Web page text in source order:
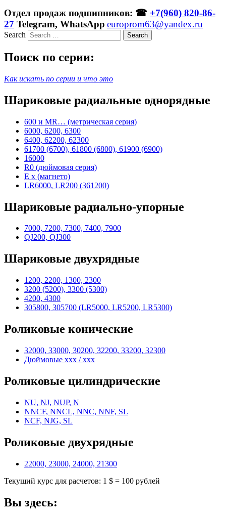
Отдел продаж подшипников: ☎ +7(960) 820-86-
27 Telegram, WhatsApp europrom63@yandex.ru
Search
Поиск по серии:
Как искать по серии и что это
Шариковые радиальные однорядные
600 и MR… (метрическая серия)
6000, 6200, 6300
6400, 62200, 62300
61700 (6700), 61800 (6800), 61900 (6900)
16000
R0 (дюймовая серия)
E x (магнето)
LR6000, LR200 (361200)
Шариковые радиально-упорные
7000, 7200, 7300, 7400, 7900
QJ200, QJ300
Шариковые двухрядные
1200, 2200, 1300, 2300
3200 (5200), 3300 (5300)
4200, 4300
305800, 305700 (LR5000, LR5200, LR5300)
Роликовые конические
32000, 33000, 30200, 32200, 33200, 32300
Дюймовые xxx / xxx
Роликовые цилиндрические
NU, NJ, NUP, N
NNCF, NNCL, NNC, NNF, SL
NCF, NJG, SL
Роликовые двухрядные
22000, 23000, 24000, 21300
Текущий курс для расчетов: 1 $ = 100 рублей
Вы здесь: